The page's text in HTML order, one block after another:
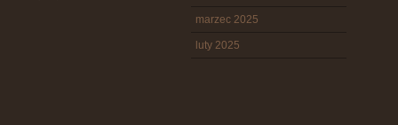
marzec 2025
luty 2025